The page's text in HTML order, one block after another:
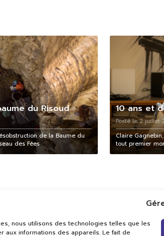
nous utilisons des technologies telles que les
informations des appareils. Le fait de
du Risoud
de la Baume du
des Fées
10 ans et
Posté le 2 juillet
Claire
tout premier